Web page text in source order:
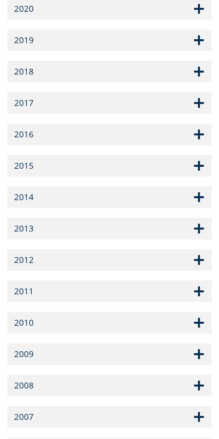
2020
2019
2018
2017
2016
2015
2014
2013
2012
2011
2010
2009
2008
2007